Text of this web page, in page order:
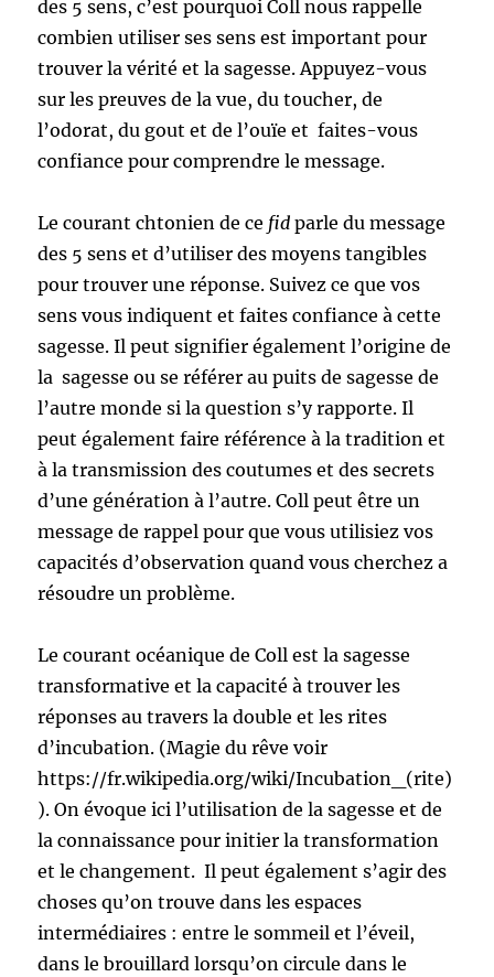
des 5 sens, c’est pourquoi Coll nous rappelle
combien utiliser ses sens est important pour
trouver la vérité et la sagesse. Appuyez-vous
sur les preuves de la vue, du toucher, de
l’odorat, du gout et de l’ouïe et faites-vous
confiance pour comprendre le message.
Le courant chtonien de ce fid parle du message
des 5 sens et d’utiliser des moyens tangibles
pour trouver une réponse. Suivez ce que vos
sens vous indiquent et faites confiance à cette
sagesse. Il peut signifier également l’origine de
la sagesse ou se référer au puits de sagesse de
l’autre monde si la question s’y rapporte. Il
peut également faire référence à la tradition et
à la transmission des coutumes et des secrets
d’une génération à l’autre. Coll peut être un
message de rappel pour que vous utilisiez vos
capacités d’observation quand vous cherchez a
résoudre un problème.
Le courant océanique de Coll est la sagesse
transformative et la capacité à trouver les
réponses au travers la double et les rites
d’incubation. (Magie du rêve voir
https://fr.wikipedia.org/wiki/Incubation_(rite)
). On évoque ici l’utilisation de la sagesse et de
la connaissance pour initier la transformation
et le changement. Il peut également s’agir des
choses qu’on trouve dans les espaces
intermédiaires : entre le sommeil et l’éveil,
dans le brouillard lorsqu’on circule dans le